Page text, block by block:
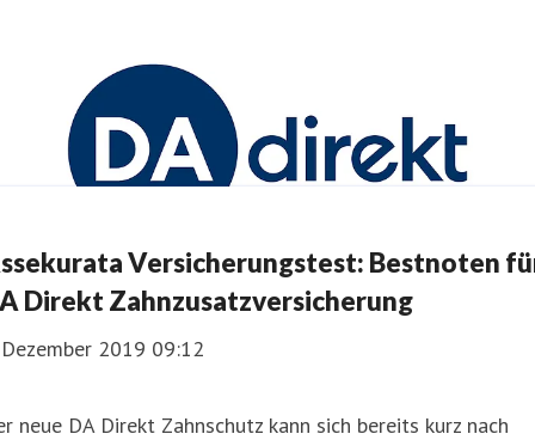
Versicherungstest: Bestnoten
Direkt Zahnzusatzversicherung
2019 09:12
neue DA Direkt Zahnschutz kann sich bereits kurz nach